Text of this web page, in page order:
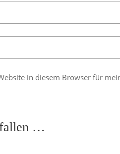
in diesem Browser für
…